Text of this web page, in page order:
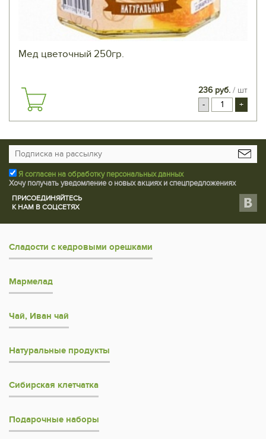
Мед цветочный 250гр.
236 руб. / шт
-
+
Я согласен на обработку персональных данных
Хочу получать уведомление о новых акциях и спецпредложениях
ПРИСОЕДИНЯЙТЕСЬ
К НАМ В СОЦСЕТЯХ
Сладости с кедровыми орешками
Мармелад
Чай, Иван чай
Натуральные продукты
Сибирская клетчатка
Подарочные наборы